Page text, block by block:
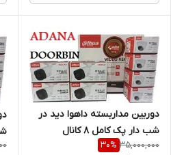
دوربین مداربسته داهوا دید در
شب دار پک کامل 8 کانال
35,000,000
30%